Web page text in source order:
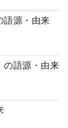
語源・由来
の語源・由来